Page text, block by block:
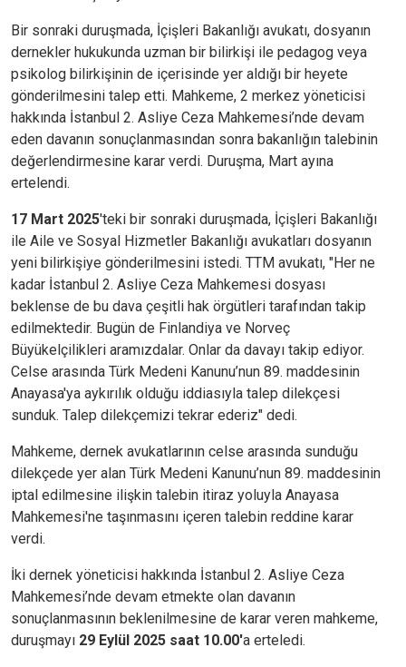
Bir sonraki duruşmada, İçişleri Bakanlığı avukatı, dosyanın
dernekler hukukunda uzman bir bilirkişi ile pedagog veya
psikolog bilirkişinin de içerisinde yer aldığı bir heyete
gönderilmesini talep etti. Mahkeme, 2 merkez yöneticisi
hakkında İstanbul 2. Asliye Ceza Mahkemesi’nde devam
eden davanın sonuçlanmasından sonra bakanlığın talebinin
değerlendirmesine karar verdi. Duruşma, Mart ayına
ertelendi.
17 Mart 2025'teki bir sonraki duruşmada, İçişleri Bakanlığı
ile Aile ve Sosyal Hizmetler Bakanlığı avukatları dosyanın
yeni bilirkişiye gönderilmesini istedi. TTM avukatı, "Her ne
kadar İstanbul 2. Asliye Ceza Mahkemesi dosyası
beklense de bu dava çeşitli hak örgütleri tarafından takip
edilmektedir. Bugün de Finlandiya ve Norveç
Büyükelçilikleri aramızdalar. Onlar da davayı takip ediyor.
Celse arasında Türk Medeni Kanunu’nun 89. maddesinin
Anayasa'ya aykırılık olduğu iddiasıyla talep dilekçesi
sunduk. Talep dilekçemizi tekrar ederiz" dedi.
Mahkeme, dernek avukatlarının celse arasında sunduğu
dilekçede yer alan Türk Medeni Kanunu’nun 89. maddesinin
iptal edilmesine ilişkin talebin itiraz yoluyla Anayasa
Mahkemesi'ne taşınmasını içeren talebin reddine karar
verdi.
İki dernek yöneticisi hakkında İstanbul 2. Asliye Ceza
Mahkemesi’nde devam etmekte olan davanın
sonuçlanmasının beklenilmesine de karar veren mahkeme,
duruşmayı 29 Eylül 2025 saat 10.00'a erteledi.